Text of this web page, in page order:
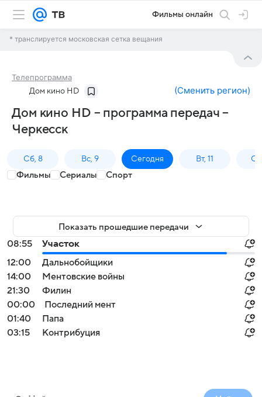
Фильмы онлайн
* транслируется московская сетка вещания
Телепрограмма
Дом кино HD (Сменить регион)
Дом кино HD – программа передач –
Черкесск
Сб, 8 Вс, 9 Сегодня Вт, 11
Фильмы Сериалы Спорт
Показать прошедшие передачи
08:55
Участок
12:00
Дальнобойщики
14:00
Ментовские войны
21:30
Филин
00:00
Последний мент
01:40
Папа
03:15
Контрибуция